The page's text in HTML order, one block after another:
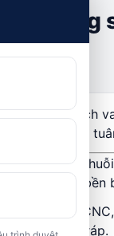
trong
Phân tích
yêu cầu
Trong
học, độ
gia công
bảo vệ – lắp ráp.